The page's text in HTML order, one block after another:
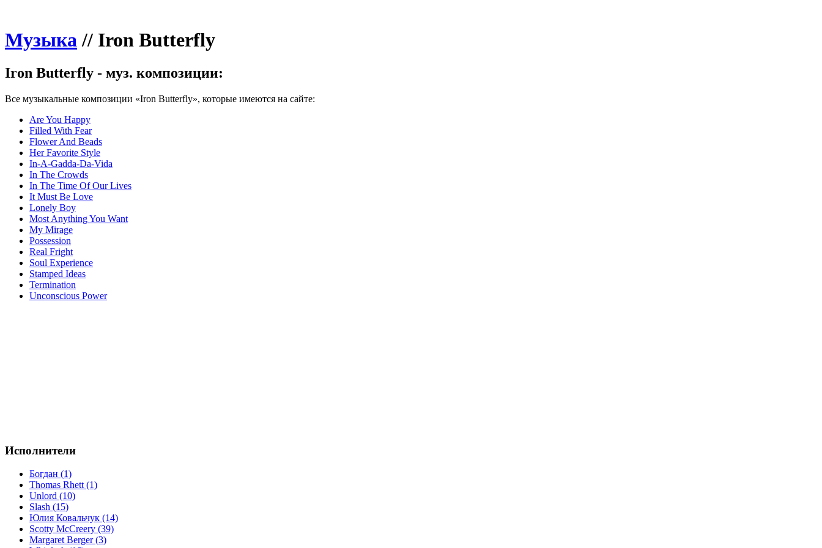
Музыка// Iron Butterfly
Iron Butterfly - муз. композиции:
Все музыкальные композиции «Iron Butterfly», которые имеются на сайте:
Are You Happy
Filled With Fear
Flower And Beads
Her Favorite Style
In-A-Gadda-Da-Vida
In The Crowds
In The Time Of Our Lives
It Must Be Love
Lonely Boy
Most Anything You Want
My Mirage
Possession
Real Fright
Soul Experience
Stamped Ideas
Termination
Unconscious Power
Исполнители
Богдан (1)
Thomas Rhett (1)
Unlord (10)
Slash (15)
Юлия Ковальчук (14)
Scotty McCreery (39)
Margaret Berger (3)